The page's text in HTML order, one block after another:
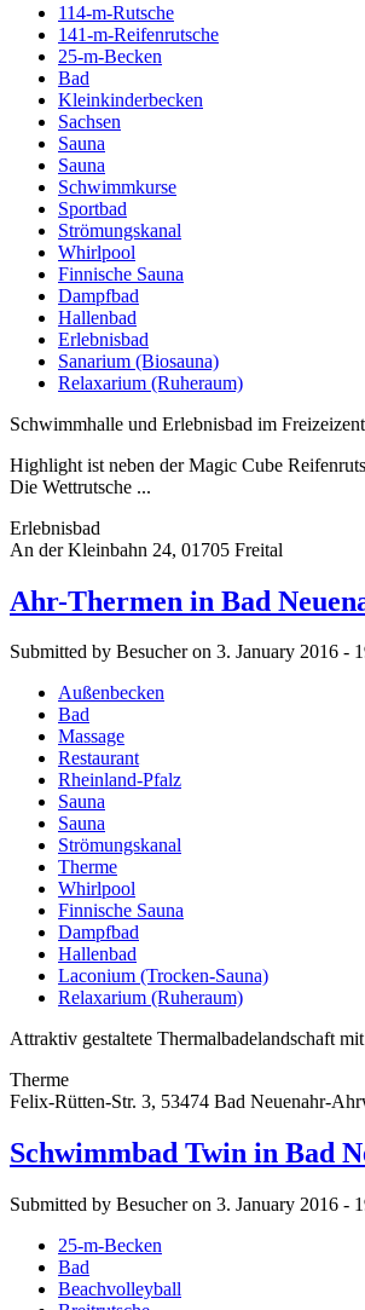
114-m-Rutsche
141-m-Reifenrutsche
25-m-Becken
Bad
Kleinkinderbecken
Sachsen
Sauna
Sauna
Schwimmkurse
Sportbad
Strömungskanal
Whirlpool
Finnische Sauna
Dampfbad
Hallenbad
Erlebnisbad
Sanarium (Biosauna)
Relaxarium (Ruheraum)
Schwimmhalle und Erlebnisbad im
Highlight ist neben der Magic Cube
Die Wettrutsche ...
Erlebnisbad
An der Kleinbahn 24, 01705 Freital
Ahr-Thermen in Bad
Submitted by Besucher on 3. January 2016 -
Außenbecken
Bad
Massage
Restaurant
Rheinland-Pfalz
Sauna
Sauna
Strömungskanal
Therme
Whirlpool
Finnische Sauna
Dampfbad
Hallenbad
Laconium (Trocken-Sauna)
Relaxarium (Ruheraum)
Attraktiv gestaltete Thermalbadelandschaft
Therme
Felix-Rütten-Str. 3, 53474 Bad Neuenahr-
Schwimmbad Twin in Bad
Submitted by Besucher on 3. January 2016 -
25-m-Becken
Bad
Beachvolleyball